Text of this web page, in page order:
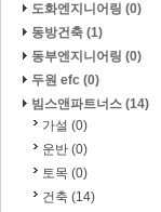
도화엔지니어링 (0)
동방건축 (1)
동부엔지니어링 (0)
두원 efc (0)
빔스앤파트너스 (14)
가설 (0)
운반 (0)
토목 (0)
건축 (14)